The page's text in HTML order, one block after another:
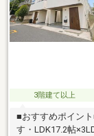
3階建て以上
■おすすめポイン
す・LDK17.2帖